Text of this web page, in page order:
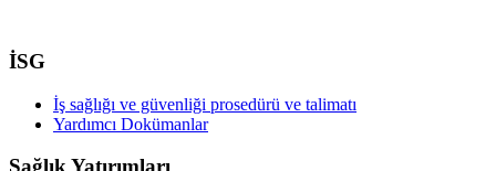
İSG
İş sağlığı ve güvenliği prosedürü ve talimatı
Yardımcı Dokümanlar
Sağlık Yatırımları